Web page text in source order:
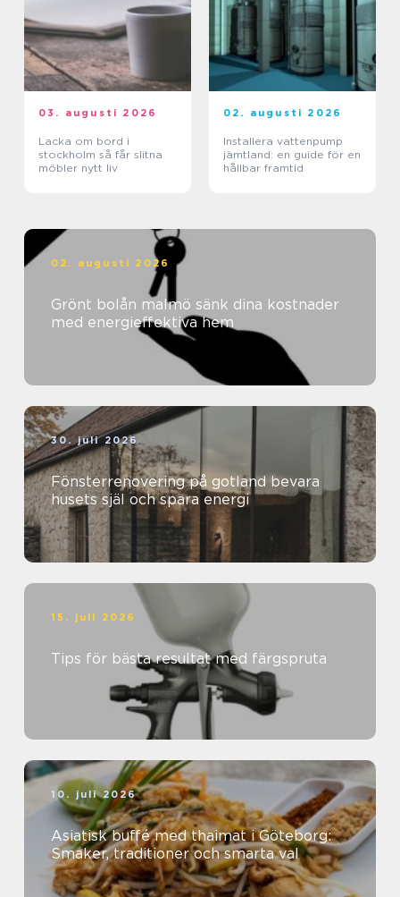
03. augusti 2026
Lacka om bord i
stockholm så får slitna
möbler nytt liv
02. augusti 2026
Installera vattenpump
jämtland: en guide för en
hållbar framtid
02. augusti 2026
Grönt bolån malmö sänk dina kostnader
med energieffektiva hem
30. juli 2026
Fönsterrenovering på gotland bevara
husets själ och spara energi
15. juli 2026
Tips för bästa resultat med färgspruta
10. juli 2026
Asiatisk buffé med thaimat i Göteborg:
Smaker, traditioner och smarta val